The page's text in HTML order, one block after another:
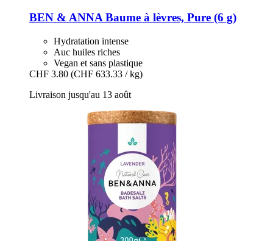
BEN & ANNA Baume à lèvres, Pure (6 g)
Hydratation intense
Auc huiles riches
Vegan et sans plastique
CHF 3.80 (CHF 633.33 / kg)
Livraison jusqu'au 13 août